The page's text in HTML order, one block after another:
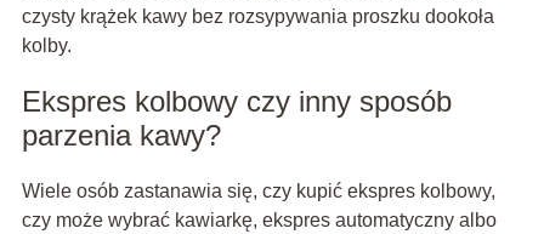
czysty krążek kawy bez rozsypywania proszku dookoła
kolby.
Ekspres kolbowy czy inny sposób
parzenia kawy?
Wiele osób zastanawia się, czy kupić ekspres kolbowy,
czy może wybrać kawiarkę, ekspres automatyczny albo